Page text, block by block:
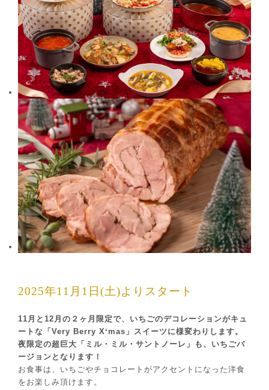
2025年11⽉1⽇(⼟)よりスタート
11⽉と12⽉の２ヶ⽉限定で、いちごのデコレーションがキュ
ートな「Very Berry Xʻmas」スイーツに様変わりします。
夜限定の超巨⼤「ミル・ミル・サントノーレ」も、いちごバ
ージョンとなります！
お⾷事は、いちごやチョコレートがアクセントになった洋⾷
をお楽しみ頂けます。